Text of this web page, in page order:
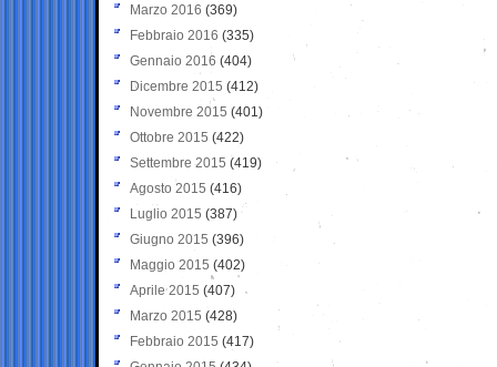
Marzo 2016 (369)
Febbraio 2016 (335)
Gennaio 2016 (404)
Dicembre 2015 (412)
Novembre 2015 (401)
Ottobre 2015 (422)
Settembre 2015 (419)
Agosto 2015 (416)
Luglio 2015 (387)
Giugno 2015 (396)
Maggio 2015 (402)
Aprile 2015 (407)
Marzo 2015 (428)
Febbraio 2015 (417)